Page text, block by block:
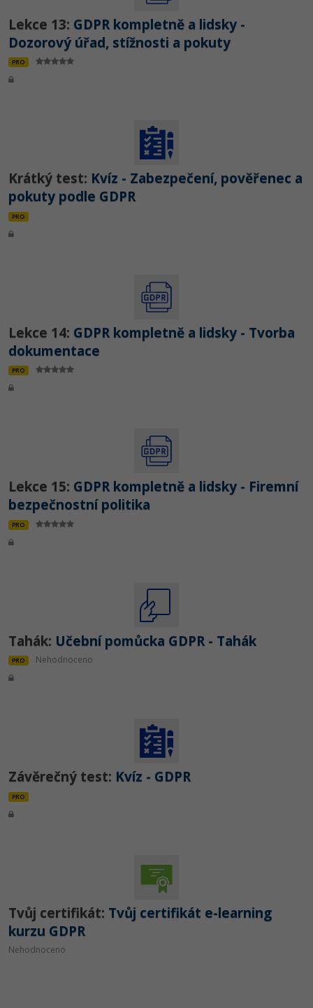
Lekce 13: GDPR kompletně a lidsky -
Dozorový úřad, stížnosti a pokuty
PRO
Krátký test: Kvíz - Zabezpečení, pověřenec a
pokuty podle GDPR
PRO
Lekce 14: GDPR kompletně a lidsky - Tvorba
dokumentace
PRO
Lekce 15: GDPR kompletně a lidsky - Firemní
bezpečnostní politika
PRO
Tahák: Učební pomůcka GDPR - Tahák
PRO Nehodnoceno
Závěrečný test: Kvíz - GDPR
PRO
Tvůj certifikát: Tvůj certifikát e-learning
kurzu GDPR
Nehodnoceno